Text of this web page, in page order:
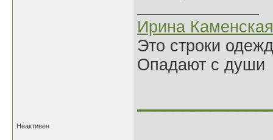
Ирина Каменская
Это строки
Опадают с души
Неактивен